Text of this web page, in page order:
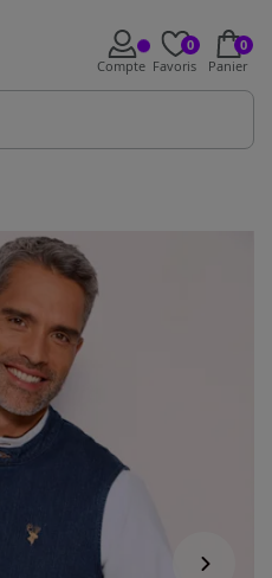
Compte
0
Favoris
0
Panier